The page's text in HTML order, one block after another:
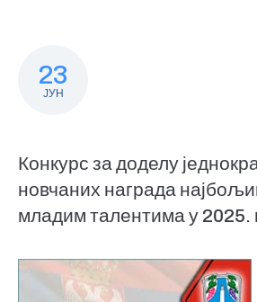
23
ЈУН
Конкурс за доделу
новчаних награда
младим талентима у 2025.